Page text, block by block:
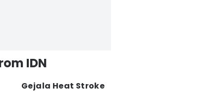
IDN
Gejala Heat Stroke